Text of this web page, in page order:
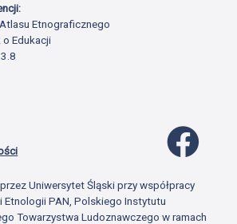
Etnograficznego
o Edukacji
Uniwersytet Śląski przy współpracy
Etnologii PAN, Polskiego Instytutu
Towarzystwa Ludoznawczego w ramach